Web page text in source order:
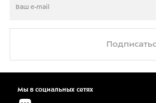
Мы в социальных сетях